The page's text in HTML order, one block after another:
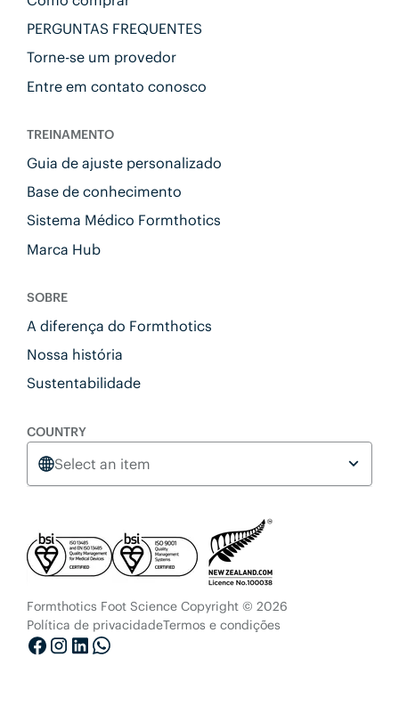
PERGUNTAS FREQUENTES
Torne-se um provedor
Entre em contato conosco
TREINAMENTO
Guia de ajuste personalizado
Base de conhecimento
Sistema Médico Formthotics
Marca Hub
SOBRE
A diferença do Formthotics
Nossa história
Sustentabilidade
COUNTRY
Select an item
Formthotics Foot Science Copyright © 2026
Política de privacidadeTermos e condições